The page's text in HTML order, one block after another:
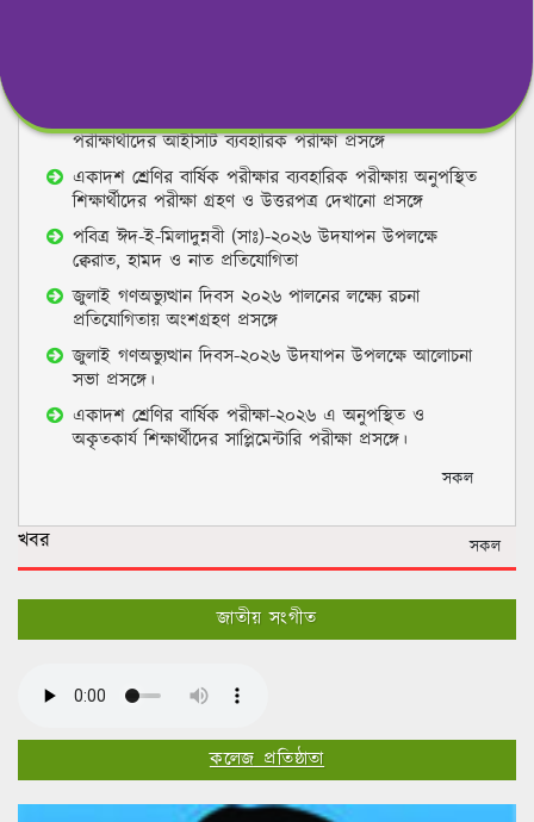
পরীক্ষার্থীদের আইসিটি ব্যবহারিক পরীক্ষা প্রসঙ্গে
একাদশ শ্রেণির বার্ষিক পরীক্ষার ব্যবহারিক পরীক্ষায় অনুপস্থিত
শিক্ষার্থীদের পরীক্ষা গ্রহণ ও উত্তরপত্র দেখানো প্রসঙ্গে
পবিত্র ঈদ-ই-মিলাদুন্নবী (সাঃ)-২০২৬ উদযাপন উপলক্ষে
ক্বেরাত, হামদ ও নাত প্রতিযোগিতা
জুলাই গণঅভ্যুত্থান দিবস ২০২৬ পালনের লক্ষ্যে রচনা
প্রতিযোগিতায় অংশগ্রহণ প্রসঙ্গে
জুলাই গণঅভ্যুত্থান দিবস-২০২৬ উদযাপন উপলক্ষে আলোচনা
সভা প্রসঙ্গে।
একাদশ শ্রেণির বার্ষিক পরীক্ষা-২০২৬ এ অনুপস্থিত ও
অকৃতকার্য শিক্ষার্থীদের সাপ্লিমেন্টারি পরীক্ষা প্রসঙ্গে।
সকল
খবর সকল
জাতীয় সংগীত
কলেজ প্রতিষ্ঠাতা